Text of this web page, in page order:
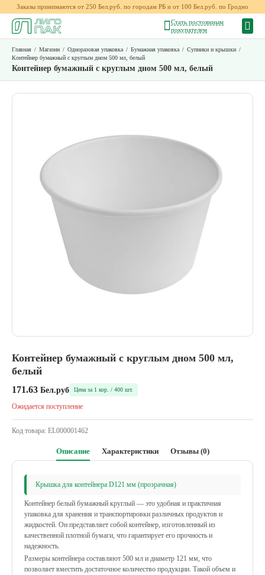
Заказы принимаются от 250 Бел.руб. по городам РБ и от 100 Бел.руб. по Гродно
Стать постоянным
покупателем
Главная / Магазин / Одноразовая упаковка / Бумажная упаковка / Супники и крышки /
Контейнер бумажный с круглым дном 500 мл, белый
Контейнер бумажный с круглым дном 500 мл, белый
Контейнер бумажный с круглым дном 500 мл,
белый
171.63 Бел.руб Цена за 1 кор. / 400 шт.
Ожидается поступление
Код товара: EL000001462
Описание Характеристики Отзывы (0)
Крышка для контейнера D121 мм (прозрачная)
Контейнер белый бумажный круглый — это удобная и практичная
упаковка для хранения и транспортировки различных продуктов и
жидкостей. Он представляет собой контейнер, изготовленный из
качественной плотной бумаги, что гарантирует его прочность и
надежность.
Размеры контейнера составляют 500 мл и диаметр 121 мм, что
позволяет вместить достаточное количество продукции. Такой объем и